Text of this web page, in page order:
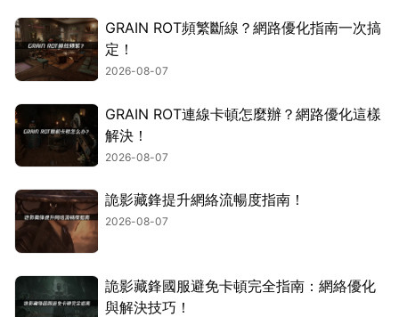
GRAIN ROT頻繁斷線？網路優化指南一次搞
定！
2026-08-07
GRAIN ROT連線卡頓怎麼辦？網路優化這樣
解決！
2026-08-07
詭影藏鋒提升網絡流暢度指南！
2026-08-07
詭影藏鋒國服避免卡頓完全指南：網絡優化
與解決技巧！